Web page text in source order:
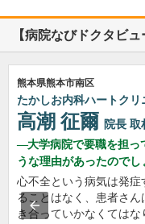
【病院なびドクタビ
熊本県熊本市南区
たかしお内科ハートクリ
高潮 征爾 院長 取
大学病院で要職を担っ
うな理由があったのでし
心不全という病気は発症
ることはなく、患者さん
き合っていかなくてはな